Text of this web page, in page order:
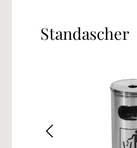
Standascher